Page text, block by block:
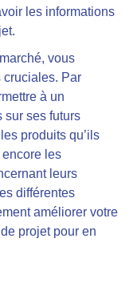
les informations
vous
cruciales. Par
à un
sur ses futurs
produits qu’ils
les
leurs
différentes
améliorer votre
projet pour en